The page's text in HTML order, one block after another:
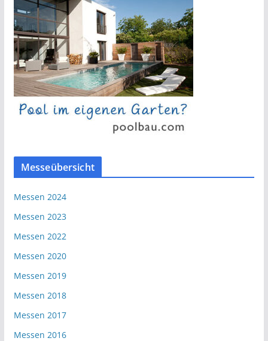
Messeübersicht
Messen 2024
Messen 2023
Messen 2022
Messen 2020
Messen 2019
Messen 2018
Messen 2017
Messen 2016